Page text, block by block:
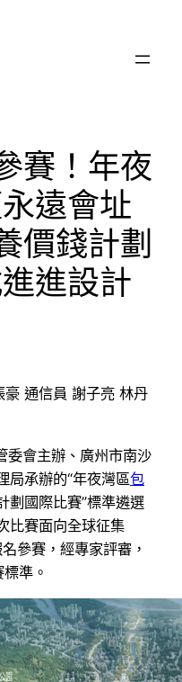
賽！年夜
遠會址
價錢計劃
進設計
通信員 謝子亮 林丹
委會主辦、廣州市南沙
局承辦的“年夜灣區包
劃國際比賽”標準遴選
比賽面向全球征集
參賽，經專家評審，
準。